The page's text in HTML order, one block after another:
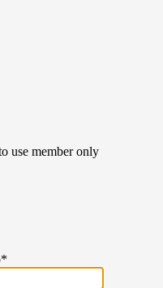
use member only
*